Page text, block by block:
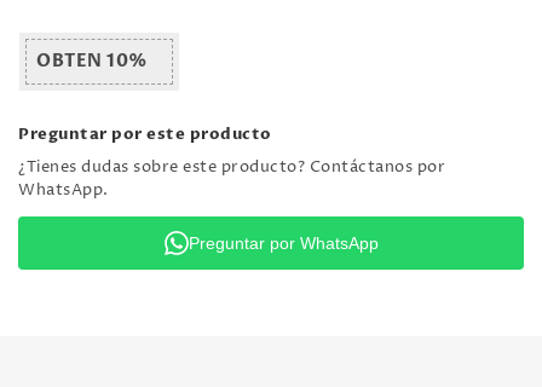
OBTEN 10%
Preguntar por este producto
¿Tienes dudas sobre este producto? Contáctanos por
WhatsApp.
Preguntar por WhatsApp